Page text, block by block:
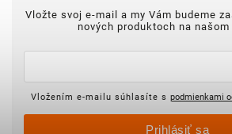
Vložte svoj e-mail a my Vám budeme
nových produktoch na našom
Vložením e-mailu súhlasíte s podmienkami
Prihlásiť sa